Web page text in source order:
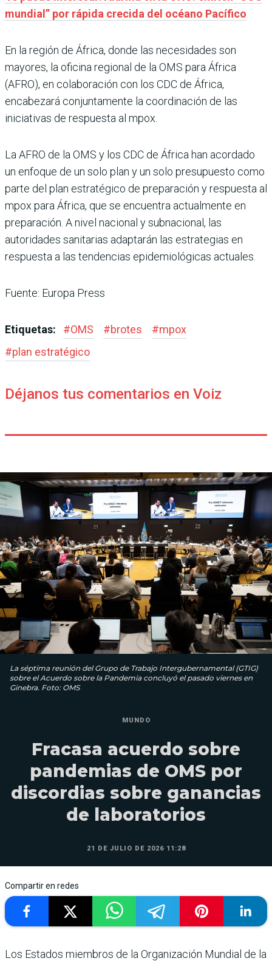
mundial” por rápida crecida del océano Pacífico
En la región de África, donde las necesidades son
mayores, la oficina regional de la OMS para África
(AFRO), en colaboración con los CDC de África,
encabezará conjuntamente la coordinación de las
iniciativas de respuesta al mpox.
La AFRO de la OMS y los CDC de África han acordado
un enfoque de un solo plan y un solo presupuesto como
parte del plan estratégico de preparación y respuesta al
mpox para África, que se encuentra actualmente en
preparación. A nivel nacional y subnacional, las
autoridades sanitarias adaptarán las estrategias en
respuesta a las tendencias epidemiológicas actuales.
Fuente: Europa Press
Etiquetas: #OMS #brotes #mpox
#plan estratégico
Déjanos tus comentarios en Voiz
La séptima reunión del Grupo de Trabajo Intergubernamental (GTIG)
sobre el Acuerdo sobre la Pandemia concluyó el pasado viernes en
Ginebra. Foto: OMS
MUNDO
Fracasa acuerdo sobre
pandemias de OMS por
discordias sobre ganancias
de laboratorios
21 DE JULIO DE 2026 11:28
Compartir en redes
Los Estados miembros de la Organización Mundial de la